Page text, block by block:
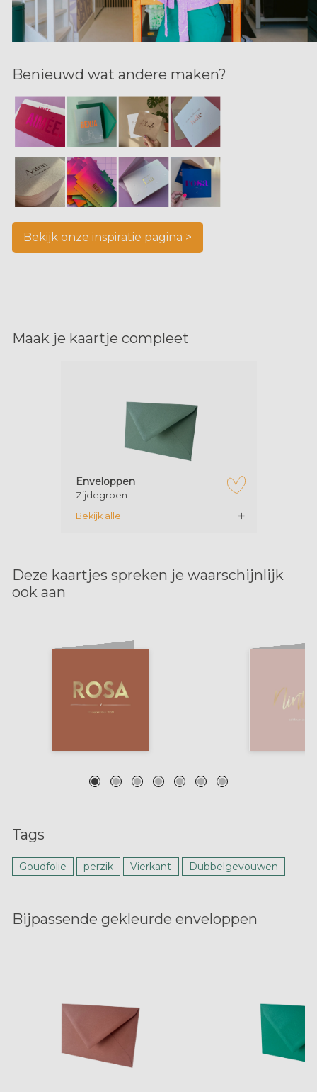
Benieuwd wat andere maken?
Bekijk onze inspiratie pagina >
Tags
Goudfolie perzik Vierkant Dubbelgevouwen
Maak je kaartje compleet
zet op verlanglijstje
Enveloppen
Zijdegroen
Bekijk alle
Deze kaartjes spreken je waarschijnlijk
ook aan
Bijpassende gekleurde enveloppen